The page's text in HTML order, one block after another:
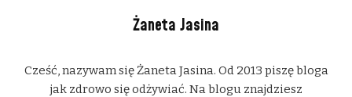
Żaneta Jasina
Cześć, nazywam się Żaneta Jasina. Od 2013 piszę bloga
jak zdrowo się odżywiać. Na blogu znajdziesz